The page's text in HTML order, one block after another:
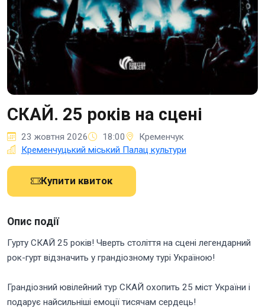
СКАЙ. 25 років на сцені
23 жовтня 2026 18:00
Кременчук
Кременчуцький міський Палац культури
Купити квиток
Опис події
Гурту СКАЙ 25 років! Чверть століття на сцені легендарний
рок-гурт відзначить у грандіозному турі Україною!
Грандіозний ювілейний тур СКАЙ охопить 25 міст України і
подарує найсильніші емоції тисячам сердець!